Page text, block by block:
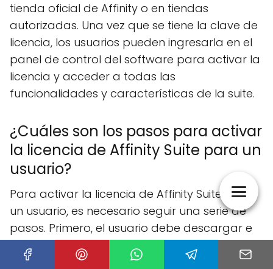
tienda oficial de Affinity o en tiendas
autorizadas. Una vez que se tiene la clave de
licencia, los usuarios pueden ingresarla en el
panel de control del software para activar la
licencia y acceder a todas las
funcionalidades y características de la suite.
¿Cuáles son los pasos para activar
la licencia de Affinity Suite para un
usuario?
Para activar la licencia de Affinity Suite para
un usuario, es necesario seguir una serie de
pasos. Primero, el usuario debe descargar e
instalar el software en su dispositivo. Luego,
debe iniciar sesión en su cuenta de Affinity o